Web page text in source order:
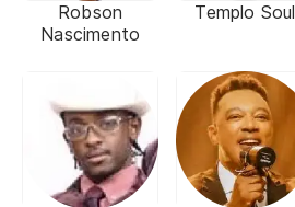
Robson
Nascimento
Templo Soul